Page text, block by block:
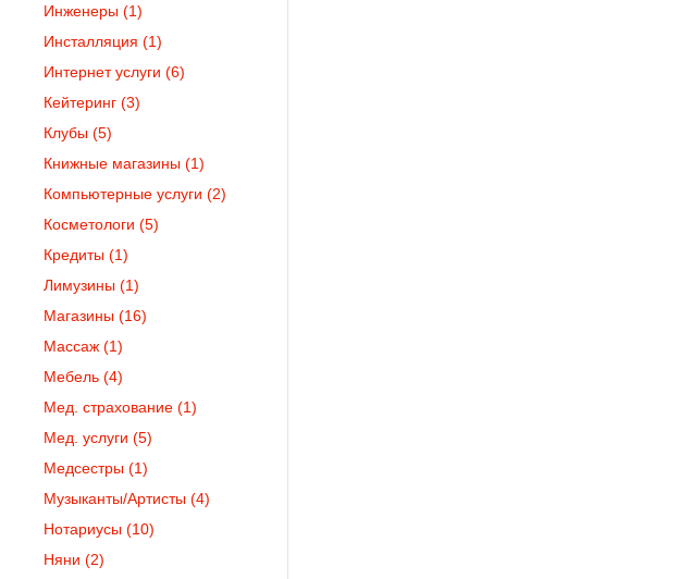
Инженеры (1)
Инсталляция (1)
Интернет услуги (6)
Кейтеринг (3)
Клубы (5)
Книжные магазины (1)
Компьютерные услуги (2)
Косметологи (5)
Кредиты (1)
Лимузины (1)
Магазины (16)
Массаж (1)
Мебель (4)
Мед. страхование (1)
Мед. услуги (5)
Медсестры (1)
Музыканты/Артисты (4)
Нотариусы (10)
Няни (2)